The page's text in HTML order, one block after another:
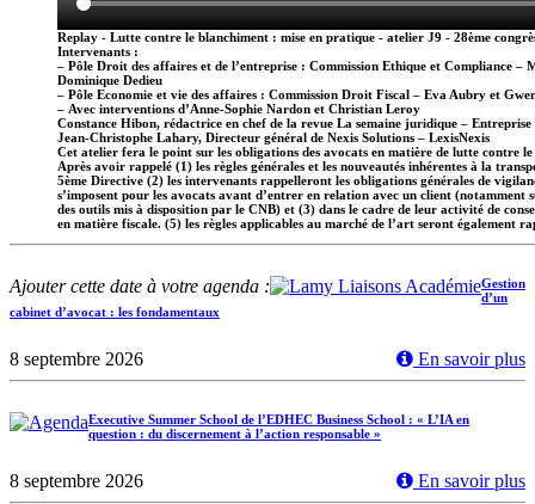
Replay - Lutte contre le blanchiment : mise en pratique - atelier J9 - 28ème
Intervenants :
– Pôle Droit des affaires et de l’entreprise : Commission Ethique et Compliance –
Dominique Dedieu
– Pôle Economie et vie des affaires : Commission Droit Fiscal – Eva Aubry et
– Avec interventions d’Anne-Sophie Nardon et Christian Leroy
Constance Hibon, rédactrice en chef de la revue La semaine juridique –
Jean-Christophe Lahary, Directeur général de Nexis Solutions – LexisNexis
Cet atelier fera le point sur les obligations des avocats en matière de lutte contre
Après avoir rappelé (1) les règles générales et les nouveautés inhérentes à la
5ème Directive (2) les intervenants rappelleront les obligations générales de
s’imposent pour les avocats avant d’entrer en relation avec un client (notamment
des outils mis à disposition par le CNB) et (3) dans le cadre de leur activité de
en matière fiscale. (5) les règles applicables au marché de l’art seront également
Ajouter cette date à votre agenda :
Gestion
d’un
cabinet d’avocat : les fondamentaux
8 septembre 2026 En savoir plus
Executive Summer School de l’EDHEC Business School : « L’IA en
question : du discernement à l’action responsable »
8 septembre 2026 En savoir plus